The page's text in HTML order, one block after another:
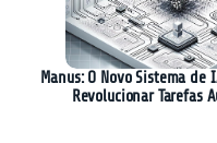
Manus: O Novo Sistema de
Revolucionar Tarefas